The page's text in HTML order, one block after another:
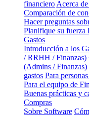
financiero Acerca
Comparación de
Hacer preguntas
Planifique su fuerza
Gastos
Introducción a los
/ RRHH / Finanzas)
(Admins / Finanzas)
gastos Para
Para el equipo de
Buenas prácticas y
Compras
Sobre Software